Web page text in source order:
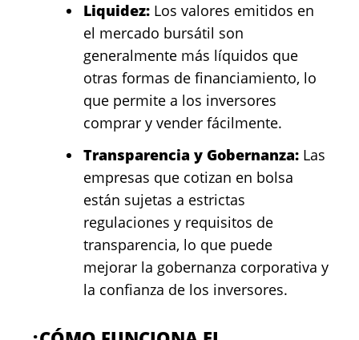
Liquidez: Los valores emitidos en
el mercado bursátil son
generalmente más líquidos que
otras formas de financiamiento, lo
que permite a los inversores
comprar y vender fácilmente.
Transparencia y Gobernanza: Las
empresas que cotizan en bolsa
están sujetas a estrictas
regulaciones y requisitos de
transparencia, lo que puede
mejorar la gobernanza corporativa y
la confianza de los inversores.